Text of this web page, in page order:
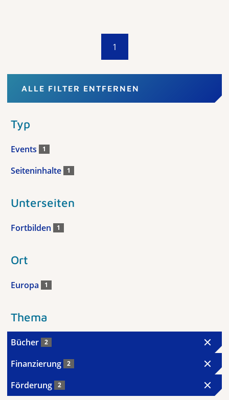
1
ALLE FILTER ENTFERNEN
Typ
Events 1
Seiteninhalte 1
Unterseiten
Fortbilden 1
Ort
Europa 1
Thema
Bücher 2
Finanzierung 2
Förderung 2